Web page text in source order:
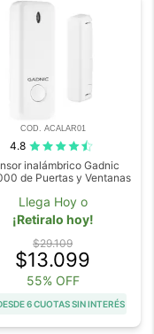
COD. ACALAR01
4.8
inalámbrico Gadnic
de Puertas y Ventanas
Llega Hoy o
¡Retiralo hoy!
$29.109
$13.099
55% OFF
6 CUOTAS SIN INTERÉS